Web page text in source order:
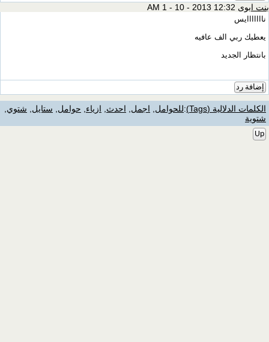
بنت ابوى
نااااااايس
يعطيك ربي الف عافيه
بانتظار الجديد
إضافة رد
الكلمات الدلالية (Tags) :للحوامل, اجمل, احدث, ازياء, حوامل, ستايل, شتوي,
شتوية
Up